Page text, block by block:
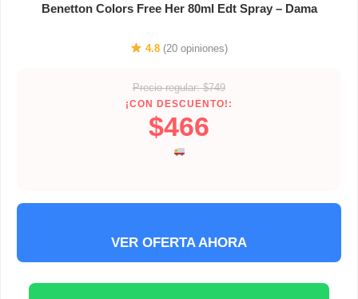
Benetton Colors Free Her 80ml Edt Spray – Dama
4.8 (20 opiniones)
Precio regular: $749
¡CON DESCUENTO!:
$466
VER OFERTA AHORA